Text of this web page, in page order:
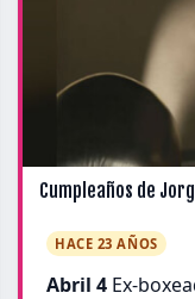
Cumpleaños de
HACE 23 AÑOS
Abril 4 Ex-